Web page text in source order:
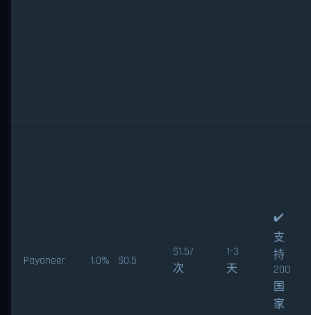
Payoneer 1.0% $0.5
$1.5/
次
1-3
天
✔️
支
持
200
国
家